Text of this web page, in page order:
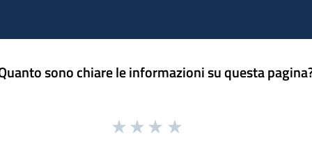
sono chiare le informazioni su questa